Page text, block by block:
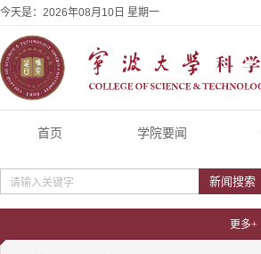
今天是： 2026年08月10日 星期一
首页 学院要闻
新闻搜索
更多+